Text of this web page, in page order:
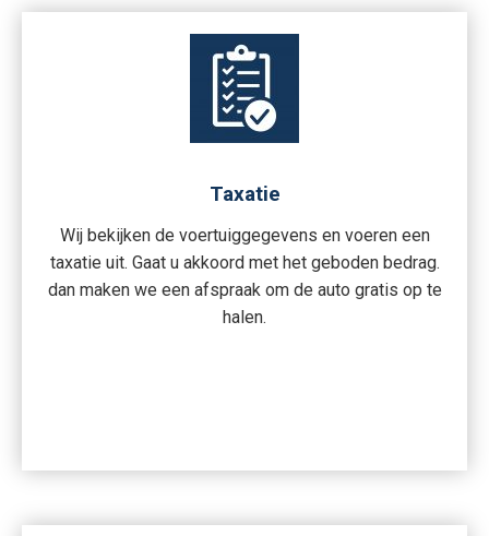
Taxatie
Wij bekijken de voertuiggegevens en voeren een
taxatie uit. Gaat u akkoord met het geboden bedrag.
dan maken we een afspraak om de auto gratis op te
halen.